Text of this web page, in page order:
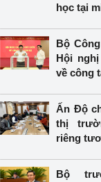
học tại
Bộ
Hội
về công
Ấn Độ
thị
riêng
Bộ